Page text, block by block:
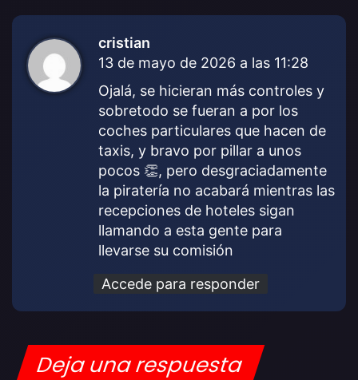
cristian
i
e
13 de mayo de 2026 a las 11:28
Ojalá, se hicieran más controles y
sobretodo se fueran a por los
coches particulares que hacen de
taxis, y bravo por pillar a unos
pocos 👏, pero desgraciadamente
la piratería no acabará mientras las
recepciones de hoteles sigan
llamando a esta gente para
llevarse su comisión
Accede para responder
Deja una respuesta